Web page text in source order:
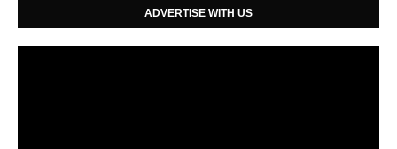
ADVERTISE WITH US